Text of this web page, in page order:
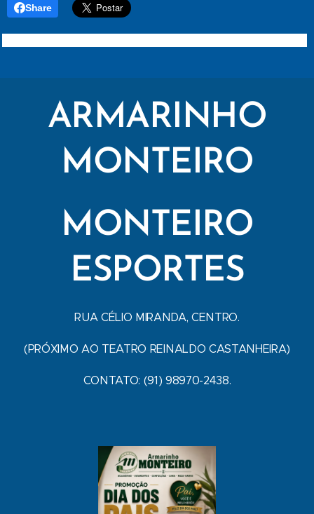
Share
ARMARINHO
MONTEIRO
MONTEIRO
ESPORTES
RUA CÉLIO MIRANDA, CENTRO.
(PRÓXIMO AO TEATRO REINALDO CASTANHEIRA)
CONTATO: (91) 98970-2438.